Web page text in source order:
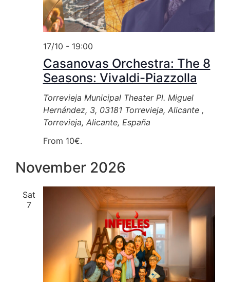
Casanovas Orchestra: The 8
Seasons: Vivaldi-Piazzolla
17/10 - 19:00
Torrevieja Municipal Theater Pl. Miguel
Hernández, 3, 03181 Torrevieja, Alicante ,
Torrevieja, Alicante, España
From 10€.
November 2026
Sat
7